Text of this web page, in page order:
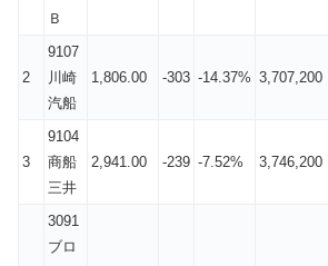
Ｂ
2
9107
川崎
汽船
1,806.00 -303 -14.37% 3,707,200
3
9104
商船
三井
2,941.00 -239 -7.52% 3,746,200
3091
ブロ